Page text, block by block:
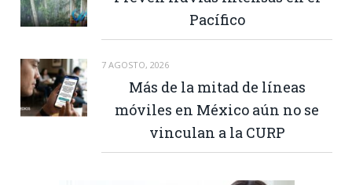
Pacífico
7 AGOSTO, 2026
Más de la mitad de líneas
móviles en México aún no se
vinculan a la CURP